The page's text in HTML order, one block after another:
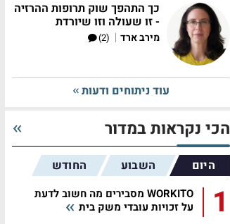
כך התהפך שוק תרופות ההרזיה
- זו שעולה וזו שיורדת
מירב ארד |
(2)
עוד ניתוחים ודעות
הכי נקראות במדור
היום השבוע החודש
1
WORKITO מסבירים מה חשוב לדעת
על זכויות עובדי משק בית